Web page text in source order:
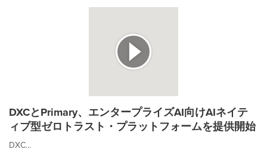
DXCとPrimary、エンタープライズAI向けAIネイテ
ィブ型ゼロトラスト・プラットフォームを提供開始
DXC...